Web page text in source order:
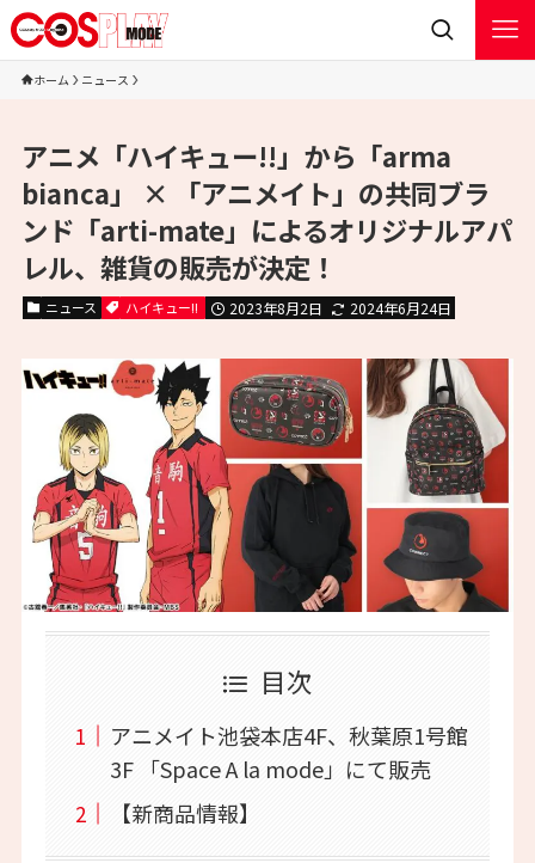
ホーム ニュース
アニメ「ハイキュー!!」から「arma
bianca」 × 「アニメイト」の共同ブラ
ンド「arti-mate」によるオリジナルアパ
レル、雑貨の販売が決定！
ニュース ハイキュー!! 2023年8月2日 2024年6月24日
目次
アニメイト池袋本店4F、秋葉原1号館
3F 「Space A la mode」にて販売
【新商品情報】